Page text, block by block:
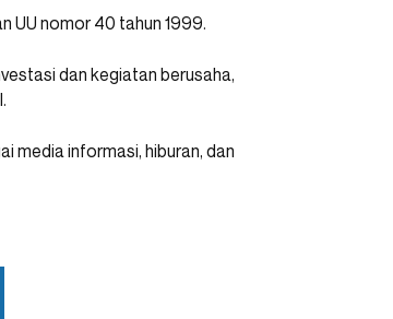
UU nomor 40 tahun 1999.
dan kegiatan berusaha,
media informasi, hiburan, dan